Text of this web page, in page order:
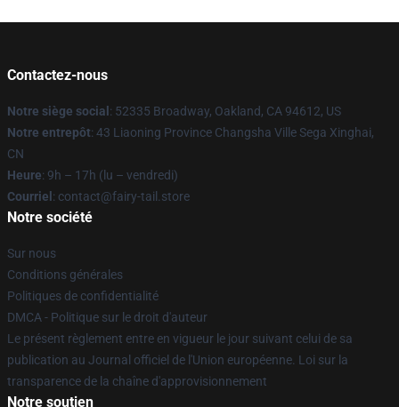
Contactez-nous
Notre siège social : 52335 Broadway, Oakland, CA 94612, US
Notre entrepôt: 43 Liaoning Province Changsha Ville Sega Xinghai,
CN
Heure: 9h – 17h (lu – vendredi)
Courriel : contact@fairy-tail.store
Notre société
Sur nous
Conditions générales
Politiques de confidentialité
DMCA - Politique sur le droit d'auteur
Le présent règlement entre en vigueur le jour suivant celui de sa
publication au Journal officiel de l'Union européenne. Loi sur la
transparence de la chaîne d'approvisionnement
Notre soutien